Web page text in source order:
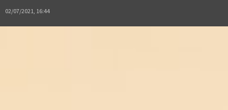
02/07/2021, 16:44